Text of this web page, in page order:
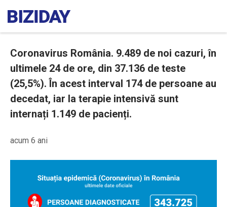
Coronavirus România. 9.489 de noi cazuri, în
ultimele 24 de ore, din 37.136 de teste
(25,5%). În acest interval 174 de persoane au
decedat, iar la terapie intensivă sunt
internați 1.149 de pacienți.
acum 6 ani